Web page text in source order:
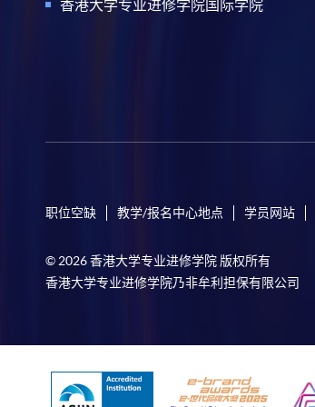
香港大学专业进修学院国际学院
职位空缺 教学/报名中心地点 学员网站
© 2026 香港大学专业进修学院 版权所有
香港大学专业进修学院乃非牟利担保有限公司